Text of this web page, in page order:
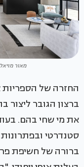
מאור
החזרה של הספריות
ברצון הגובר ליצור
את מי שחי בהם.
סטנדרטי
ברורה של חשיפת